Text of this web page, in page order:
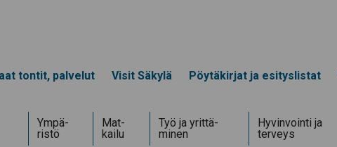
tontit, palvelut
Visit Säkylä Pöytäkirjat ja esityslistat
Ympä­
ristö
Mat­
kailu
Työ ja yrittä­
minen
Hyvinvointi ja
terveys